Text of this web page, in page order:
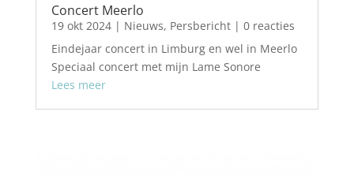
Concert Meerlo
19 okt 2024| Nieuws, Persbericht| 0 reacties
Eindejaar concert in Limburg en wel in Meerlo
Speciaal concert met mijn Lame Sonore
Lees meer